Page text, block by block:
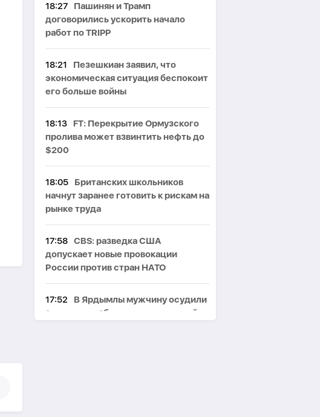
18:27
Пашинян и Трамп
договорились ускорить начало
работ по TRIPP
18:21
Пезешкиан заявил, что
экономическая ситуация беспокоит
его больше войны
18:13
FT: Перекрытие Ормузского
пролива может взвинтить нефть до
$200
18:05
Британских школьников
начнут заранее готовить к рискам на
рынке труда
17:58 CBS: разведка США
допускает новые провокации
России против стран НАТО
17:52
В Ярдымлы мужчину осудили
за пытки и избиение гражданской